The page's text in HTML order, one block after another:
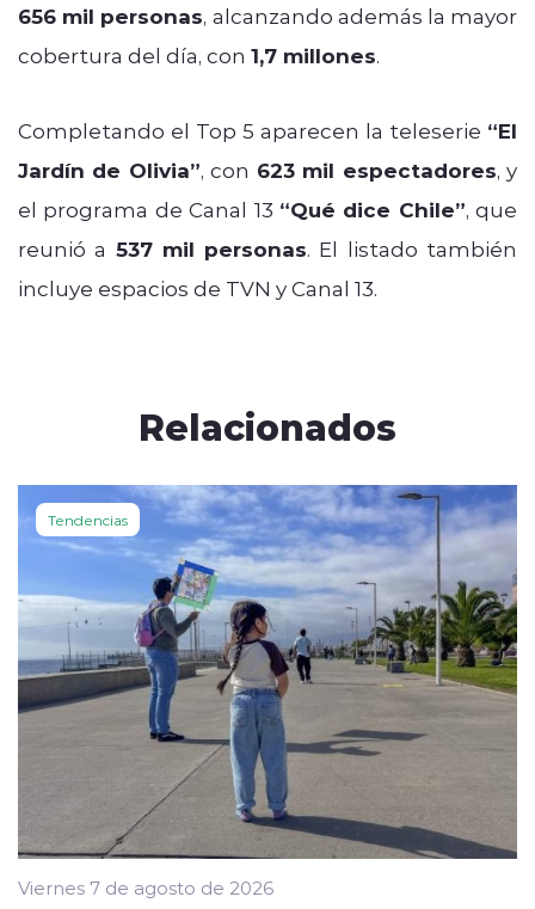
656 mil personas, alcanzando además la mayor
cobertura del día, con 1,7 millones.
Completando el Top 5 aparecen la teleserie “El
Jardín de Olivia”, con 623 mil espectadores, y
el programa de Canal 13 “Qué dice Chile”, que
reunió a 537 mil personas. El listado también
incluye espacios de TVN y Canal 13.
Relacionados
Tendencias
Viernes 7 de agosto de 2026